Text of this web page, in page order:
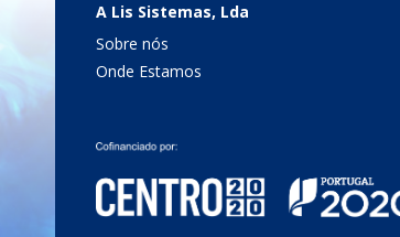
A Lis Sistemas, Lda
Sobre nós
Onde Estamos